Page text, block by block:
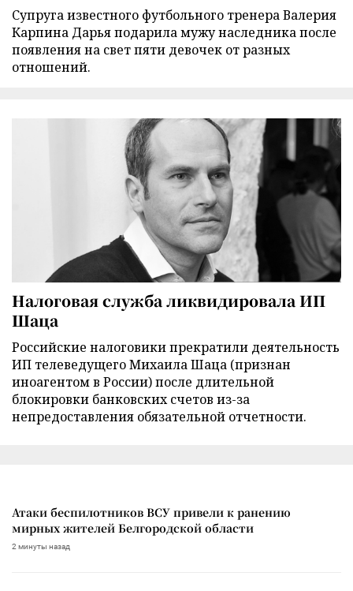
Супруга известного футбольного тренера Валерия
Карпина Дарья подарила мужу наследника после
появления на свет пяти девочек от разных
отношений.
Налоговая служба ликвидировала ИП
Шаца
Российские налоговики прекратили деятельность
ИП телеведущего Михаила Шаца (признан
иноагентом в России) после длительной
блокировки банковских счетов из-за
непредоставления обязательной отчетности.
Атаки беспилотников ВСУ привели к ранению
мирных жителей Белгородской области
2 минуты назад